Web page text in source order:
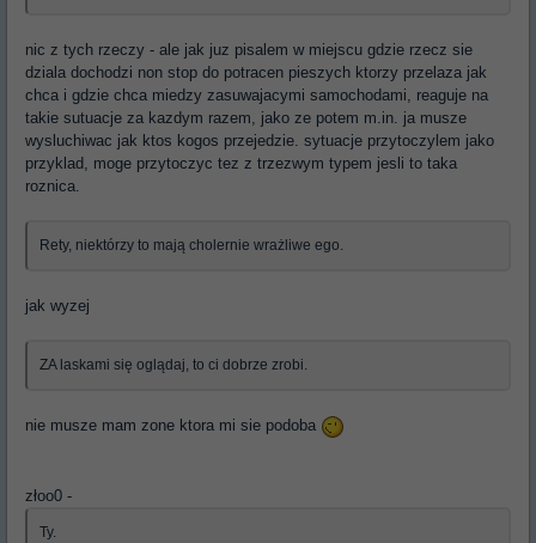
nic z tych rzeczy - ale jak juz pisalem w miejscu gdzie rzecz sie
dziala dochodzi non stop do potracen pieszych ktorzy przelaza jak
chca i gdzie chca miedzy zasuwajacymi samochodami, reaguje na
takie sutuacje za kazdym razem, jako ze potem m.in. ja musze
wysluchiwac jak ktos kogos przejedzie. sytuacje przytoczylem jako
przyklad, moge przytoczyc tez z trzezwym typem jesli to taka
roznica.
Rety, niektórzy to mają cholernie wrażliwe ego.
jak wyzej
ZA laskami się oglądaj, to ci dobrze zrobi.
nie musze mam zone ktora mi sie podoba
złoo0 -
Ty.